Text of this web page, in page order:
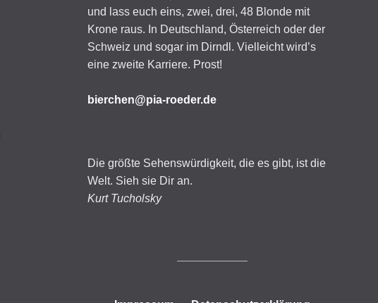
und lass euch eins, zwei, drei, 48 Blonde mit
Krone raus. In Deutschland, Österreich oder der
Schweiz und sogar im Dirndl. Vielleicht wird’s
eine zweite Karriere. Prost!
bierchen@pia-roeder.de
Die größte Sehenswürdigkeit, die es gibt, ist die
Welt. Sieh sie Dir an.
Kurt Tucholsky